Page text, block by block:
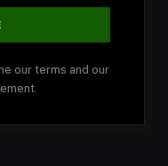
our terms and our